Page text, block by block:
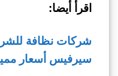
اقرأ أيضا:
سيرفيس أسعار